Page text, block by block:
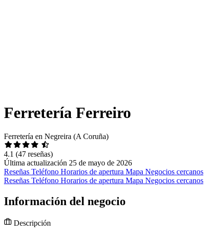
Ferretería Ferreiro
Ferretería en Negreira (A Coruña)
4.1 (47 reseñas)
Última actualización 25 de mayo de 2026
Reseñas Teléfono Horarios de apertura Mapa Negocios cercanos
Reseñas Teléfono Horarios de apertura Mapa Negocios cercanos
Información del negocio
Descripción